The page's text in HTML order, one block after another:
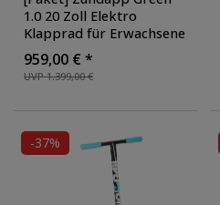
1.0 20 Zoll Elektro
Klapprad für Erwachsene
150 - 180 cm 6 Gang E
Klappfahrrad E Bike
Faltrad Pedelec StVZO
UVP 1.399,00 €
959,00 € *
-37%